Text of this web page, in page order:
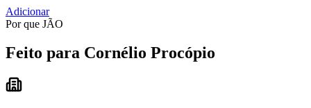
Adicionar
Por que JÃO
Feito para Cornélio Procópio